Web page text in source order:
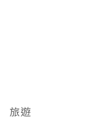
旅遊